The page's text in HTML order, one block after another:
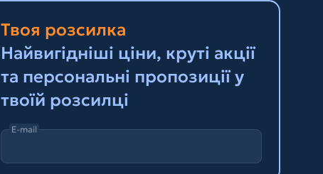
Твоя розсилка
Найвигідніші ціни, круті акції
та персональні пропозиції у
твоїй розсилці
E-mail